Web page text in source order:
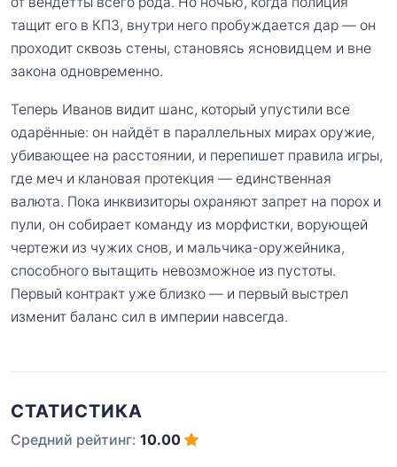
тащит его в КПЗ, внутри него пробуждается дар — он
проходит сквозь стены, становясь ясновидцем и вне
закона одновременно.
Теперь Иванов видит шанс, который упустили все
одарённые: он найдёт в параллельных мирах оружие,
убивающее на расстоянии, и перепишет правила игры,
где меч и клановая протекция — единственная
валюта. Пока инквизиторы охраняют запрет на порох и
пули, он собирает команду из морфистки, ворующей
чертежи из чужих снов, и мальчика-оружейника,
способного вытащить невозможное из пустоты.
Первый контракт уже близко — и первый выстрел
изменит баланс сил в империи навсегда.
СТАТИСТИКА
Средний рейтинг: 10.00